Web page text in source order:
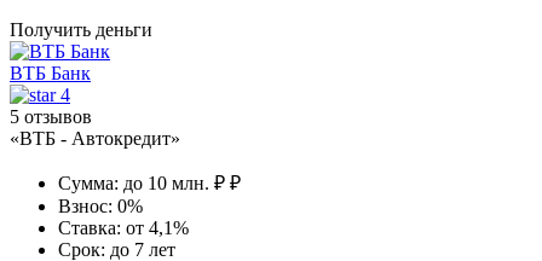
Получить деньги
ВТБ Банк
4
5 отзывов
«ВТБ - Автокредит»
Сумма: до 10 млн. ₽ ₽
Взнос: 0%
Ставка: от 4,1%
Срок: до 7 лет